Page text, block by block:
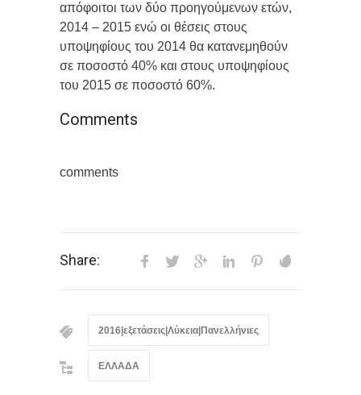
απόφοιτοι των δύο προηγούμενων ετών,
2014 – 2015 ενώ οι θέσεις στους
υποψηφίους του 2014 θα κατανεμηθούν
σε ποσοστό 40% και στους υποψηφίους
του 2015 σε ποσοστό 60%.
Comments
comments
Share:
2016|εξετάσεις|Λύκεια|Πανελλήνιες
ΕΛΛΑΔΑ